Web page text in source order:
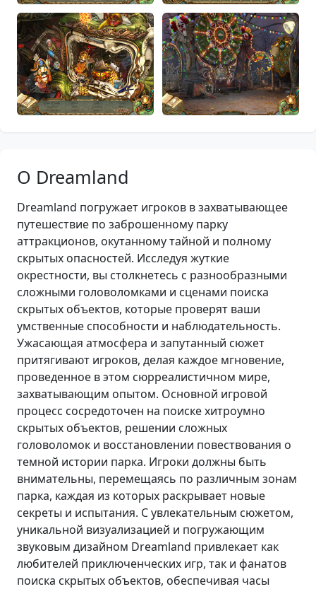
О Dreamland
Dreamland погружает игроков в захватывающее
путешествие по заброшенному парку
аттракционов, окутанному тайной и полному
скрытых опасностей. Исследуя жуткие
окрестности, вы столкнетесь с разнообразными
сложными головоломками и сценами поиска
скрытых объектов, которые проверят ваши
умственные способности и наблюдательность.
Ужасающая атмосфера и запутанный сюжет
притягивают игроков, делая каждое мгновение,
проведенное в этом сюрреалистичном мире,
захватывающим опытом. Основной игровой
процесс сосредоточен на поиске хитроумно
скрытых объектов, решении сложных
головоломок и восстановлении повествования о
темной истории парка. Игроки должны быть
внимательны, перемещаясь по различным зонам
парка, каждая из которых раскрывает новые
секреты и испытания. С увлекательным сюжетом,
уникальной визуализацией и погружающим
звуковым дизайном Dreamland привлекает как
любителей приключенческих игр, так и фанатов
поиска скрытых объектов, обеспечивая часы